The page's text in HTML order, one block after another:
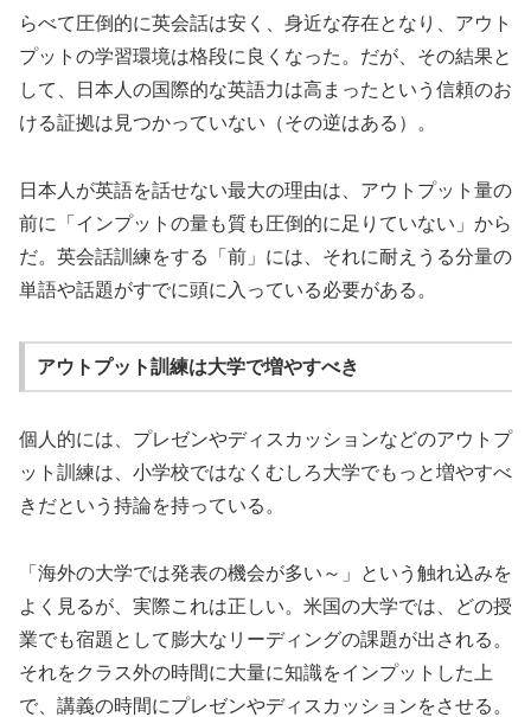
らべて圧倒的に英会話は安く、身近な存在となり、アウト
プットの学習環境は格段に良くなった。だが、その結果と
して、日本人の国際的な英語力は高まったという信頼のお
ける証拠は見つかっていない（その逆はある）。
日本人が英語を話せない最大の理由は、アウトプット量の
前に「インプットの量も質も圧倒的に足りていない」から
だ。英会話訓練をする「前」には、それに耐えうる分量の
単語や話題がすでに頭に入っている必要がある。
アウトプット訓練は大学で増やすべき
個人的には、プレゼンやディスカッションなどのアウトプ
ット訓練は、小学校ではなくむしろ大学でもっと増やすべ
きだという持論を持っている。
「海外の大学では発表の機会が多い～」という触れ込みを
よく見るが、実際これは正しい。米国の大学では、どの授
業でも宿題として膨大なリーディングの課題が出される。
それをクラス外の時間に大量に知識をインプットした上
で、講義の時間にプレゼンやディスカッションをさせる。